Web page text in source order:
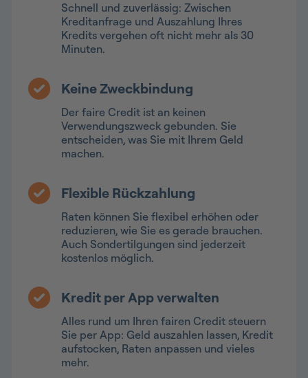
Schnell und zuverlässig: Zwischen
Kreditanfrage und Auszahlung Ihres
Kredits vergehen oft nicht mehr als 30
Minuten.
Keine Zweckbindung
Der faire Credit ist an keinen
Verwendungszweck gebunden. Sie
entscheiden, was Sie mit Ihrem Geld
machen.
Flexible Rückzahlung
Raten können Sie flexibel erhöhen oder
reduzieren, wie Sie es gerade brauchen.
Auch Sondertilgungen sind jederzeit
kostenlos möglich.
Kredit per App verwalten
Alles rund um Ihren fairen Credit steuern
Sie per App: Geld auszahlen lassen, Kredit
aufstocken, Raten anpassen und vieles
mehr.